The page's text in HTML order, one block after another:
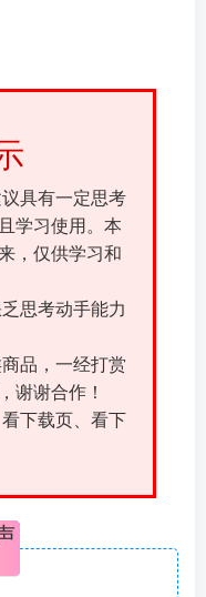
具有一定思考
学习使用。本
，仅供学习和
思考动手能力
品，一经打赏
谢谢合作！
下载页、看下